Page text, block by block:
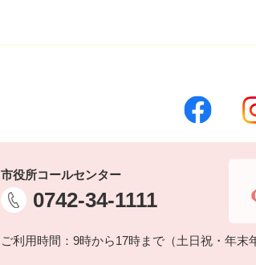
市役所コールセンター
0742-34-1111
ご利用時間：9時から17時まで（土日祝・年末